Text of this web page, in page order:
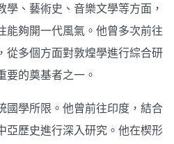
、藝術史、音樂文學等方面，
能夠開一代風氣。他曾多次前往
從多個方面對敦煌學進行綜合研
要的奠基者之一。
國學所限。他曾前往印度，結合
亞歷史進行深入研究。他在楔形